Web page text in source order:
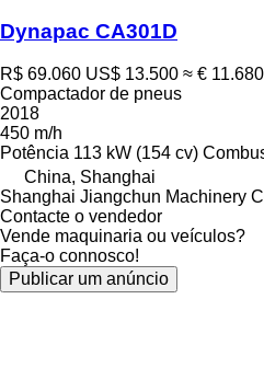
Dynapac CA301D
R$ 69.060 US$ 13.500 ≈ € 11.680
Compactador de pneus
2018
450 m/h
Potência 113 kW (154 cv)
China, Shanghai
Shanghai Jiangchun Machinery
Contacte o vendedor
Vende maquinaria ou veículos?
Faça-o connosco!
Publicar um anúncio